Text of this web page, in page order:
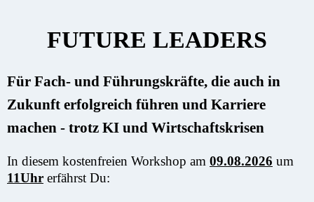
FUTURE LEADERS
Für Fach- und Führungskräfte, die auch in
Zukunft erfolgreich führen und Karriere
machen - trotz KI und Wirtschaftskrisen
In diesem kostenfreien Workshop am 09.08.2026 um
11Uhr erfährst Du: